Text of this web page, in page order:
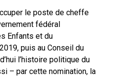
le poste de cheffe
fédéral
Enfants et du
puis au Conseil du
l’histoire politique du
– par cette nomination, la